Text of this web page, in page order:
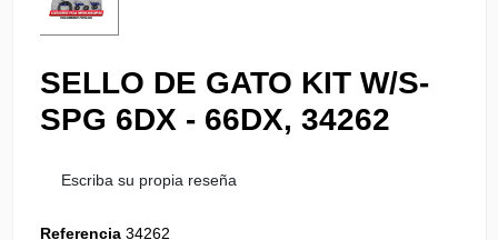
SELLO DE GATO KIT W/S-
SPG 6DX - 66DX, 34262
Escriba su propia reseña
Referencia 34262